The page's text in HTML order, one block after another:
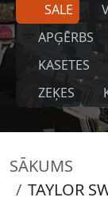
SALE
APĢĒRBS
KASETES
ZEĶES
SĀKUMS
TAYLOR